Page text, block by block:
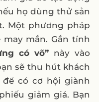
họ dùng thử sản
Một phương pháp
mắn. Gắn tính
có võ”này vào
sẽ thu hút khách
có cơ hội giành
giảm giá. Bạn